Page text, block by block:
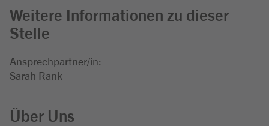
Weitere Informationen zu dieser
Stelle
Ansprechpartner/in:
Sarah Rank
Über Uns